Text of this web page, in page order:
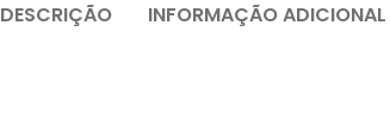
DESCRIÇÃO INFORMAÇÃO ADICIONAL